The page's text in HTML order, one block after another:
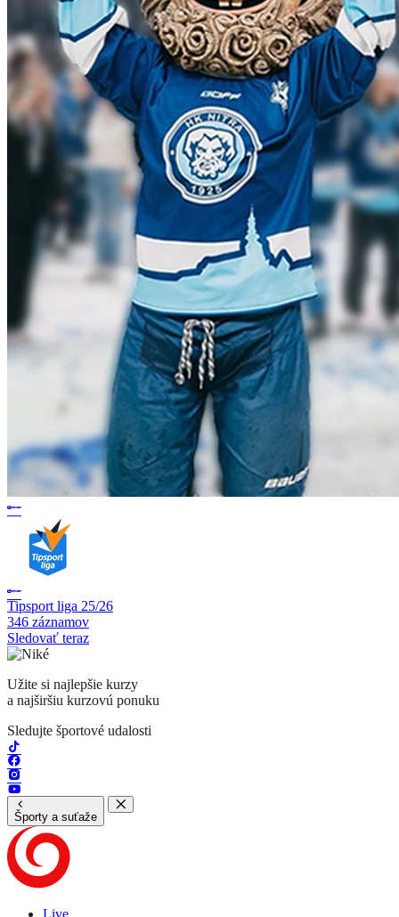
Tipsport liga 25/26
346 záznamov
Sledovať teraz
Užite si najlepšie kurzy
a najširšiu kurzovú ponuku
Sledujte športové udalosti
Športy a suťaže
Live